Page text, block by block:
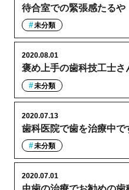
待合室での緊張感たるや
未分類
褒め上手の歯科技工士さ
2020.08.01
未分類
歯科医院で歯を治療中で
2020.07.13
未分類
2020.07.01